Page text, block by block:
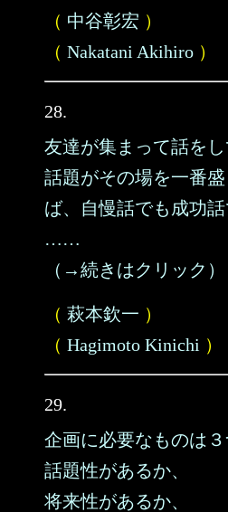
（ 中谷彰宏 ）
（ Nakatani Akihiro ）
28.
友達が集まって話を
話題がその場を一番
ば、自慢話でも成功話
……
（→続きはクリック）
（ 萩本欽一 ）
（ Hagimoto Kinichi ）
29.
企画に必要なものは３
話題性があるか、
将来性があるか、